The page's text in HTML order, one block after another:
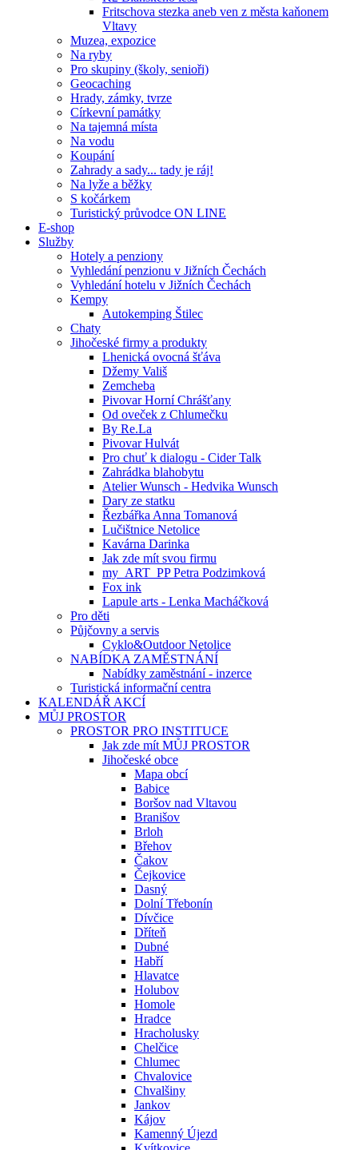
Fritschova stezka aneb ven z města kaňonem
Vltavy
Muzea, expozice
Na ryby
Pro skupiny (školy, senioři)
Geocaching
Hrady, zámky, tvrze
Církevní památky
Na tajemná místa
Na vodu
Koupání
Zahrady a sady... tady je ráj!
Na lyže a běžky
S kočárkem
Turistický průvodce ON LINE
E-shop
Služby
Hotely a penziony
Vyhledání penzionu v Jižních Čechách
Vyhledání hotelu v Jižních Čechách
Kempy
Autokemping Štilec
Chaty
Jihočeské firmy a produkty
Lhenická ovocná šťáva
Džemy Vališ
Zemcheba
Pivovar Horní Chrášťany
Od oveček z Chlumečku
By Re.La
Pivovar Hulvát
Pro chuť k dialogu - Cider Talk
Zahrádka blahobytu
Atelier Wunsch - Hedvika Wunsch
Dary ze statku
Řezbářka Anna Tomanová
Lučištnice Netolice
Kavárna Darinka
Jak zde mít svou firmu
my_ART_PP Petra Podzimková
Fox ink
Lapule arts - Lenka Macháčková
Pro děti
Půjčovny a servis
Cyklo&Outdoor Netolice
NABÍDKA ZAMĚSTNÁNÍ
Nabídky zaměstnání - inzerce
Turistická informační centra
KALENDÁŘ AKCÍ
MŮJ PROSTOR
PROSTOR PRO INSTITUCE
Jak zde mít MŮJ PROSTOR
Jihočeské obce
Mapa obcí
Babice
Boršov nad Vltavou
Branišov
Brloh
Břehov
Čakov
Čejkovice
Dasný
Dolní Třebonín
Dívčice
Dříteň
Dubné
Habří
Hlavatce
Holubov
Homole
Hradce
Hracholusky
Chelčice
Chlumec
Chvalovice
Chvalšiny
Jankov
Kájov
Kamenný Újezd